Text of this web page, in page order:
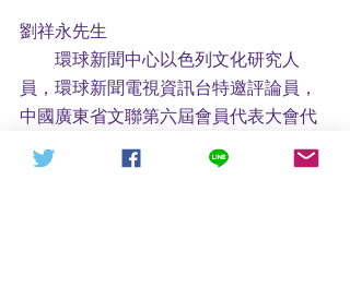
劉祥永先生
員，環球新聞電視資訊台特邀評論員，
中國廣東省文聯第六屆會員代表大會代
表，中國廣東省電影家協會會員代表、
中國廣東省音樂家協會會員